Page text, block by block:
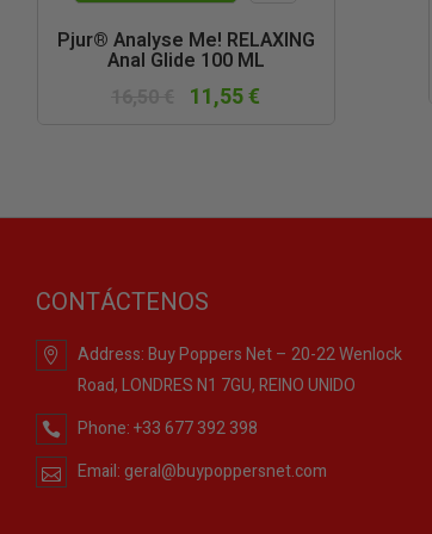
rápida
Pjur® Analyse Me! RELAXING
Anal Glide 100 ML
11,55 €
CONTÁCTENOS
Address:Buy Poppers Net – 20-22 Wenlock
Road, LONDRES N1 7GU, REINO UNIDO
Phone:+33 677 392 398
Email: geral@buypoppersnet.com